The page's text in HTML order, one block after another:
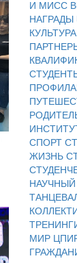
И МИСС
КУЛЬТУРА
СПОРТ
ЖИЗНЬ
НАУЧНЫЙ
МИР